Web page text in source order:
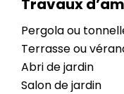
Travaux
Pergola ou
Terrasse ou
Abri de jardin
Salon de jardin